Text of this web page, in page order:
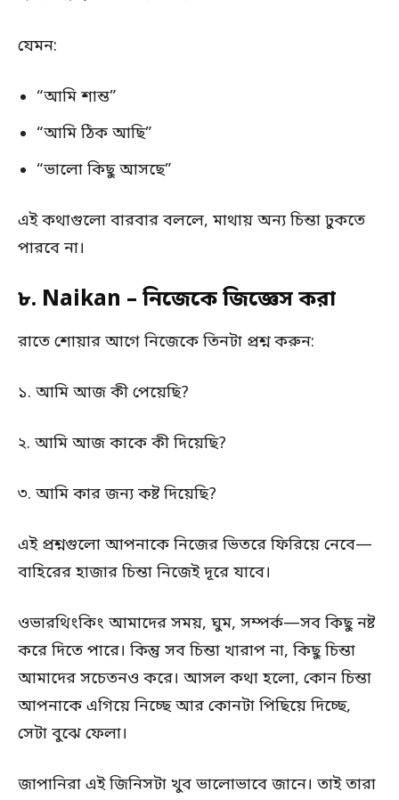
যেমন:
“আমি শান্ত”
“আমি ঠিক আছি”
“ভালো কিছু আসছে”
এই কথাগুলো বারবার বললে, মাথায় অন্য চিন্তা ঢুকতে
পারবে না।
৮. Naikan – নিজেকে জিজ্ঞেস করা
রাতে শোয়ার আগে নিজেকে তিনটা প্রশ্ন করুন:
১. আমি আজ কী পেয়েছি?
২. আমি আজ কাকে কী দিয়েছি?
৩. আমি কার জন্য কষ্ট দিয়েছি?
এই প্রশ্নগুলো আপনাকে নিজের ভিতরে ফিরিয়ে নেবে—
বাহিরের হাজার চিন্তা নিজেই দূরে যাবে।
ওভারথিংকিং আমাদের সময়, ঘুম, সম্পর্ক—সব কিছু নষ্ট
করে দিতে পারে। কিন্তু সব চিন্তা খারাপ না, কিছু চিন্তা
আমাদের সচেতনও করে। আসল কথা হলো, কোন চিন্তা
আপনাকে এগিয়ে নিচ্ছে আর কোনটা পিছিয়ে দিচ্ছে,
সেটা বুঝে ফেলা।
জাপানিরা এই জিনিসটা খুব ভালোভাবে জানে। তাই তারা